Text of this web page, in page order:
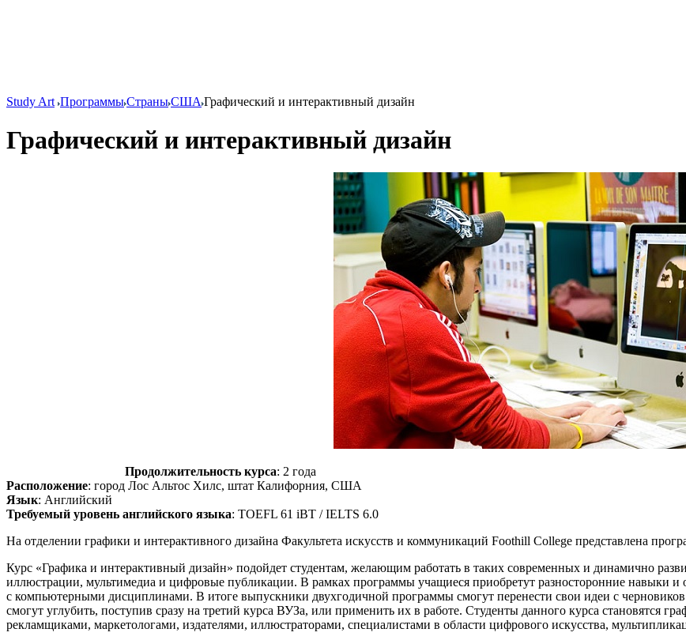
Study Art ПрограммыСтраныСША Графический и интерактивный дизайн
Графический и интерактивный дизайн
Продолжительность курса: 2 года
Расположение: город Лос Альтос Хилс, штат Калифорния, США
Язык: Английский
Требуемый уровень английского языка: TOEFL 61 iBT / IELTS 6.0
На отделении графики и интерактивного дизайна Факультета искусств и коммуникаций Foothill College представлена
Курс «Графика и интерактивный дизайн» подойдет студентам, желающим работать в таких современных и динамично
иллюстрации, мультимедиа и цифровые публикации. В рамках программы учащиеся приобретут разносторонние навыки
с компьютерными дисциплинами. В итоге выпускники двухгодичной программы смогут перенести свои идеи с
смогут углубить, поступив сразу на третий курса ВУЗа, или применить их в работе. Студенты данного курса становятся
рекламщиками, маркетологами, издателями, иллюстраторами, специалистами в области цифрового искусства,